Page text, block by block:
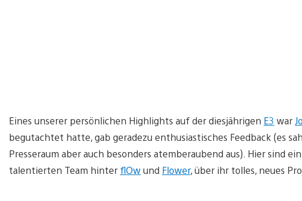
Eines unserer persönlichen Highlights auf der diesjährigen E3 war
begutachtet hatte, gab geradezu enthusiastisches Feedback (es
Presseraum aber auch besonders atemberaubend aus). Hier sind
talentierten Team hinter flOwund Flower, über ihr tolles, neues